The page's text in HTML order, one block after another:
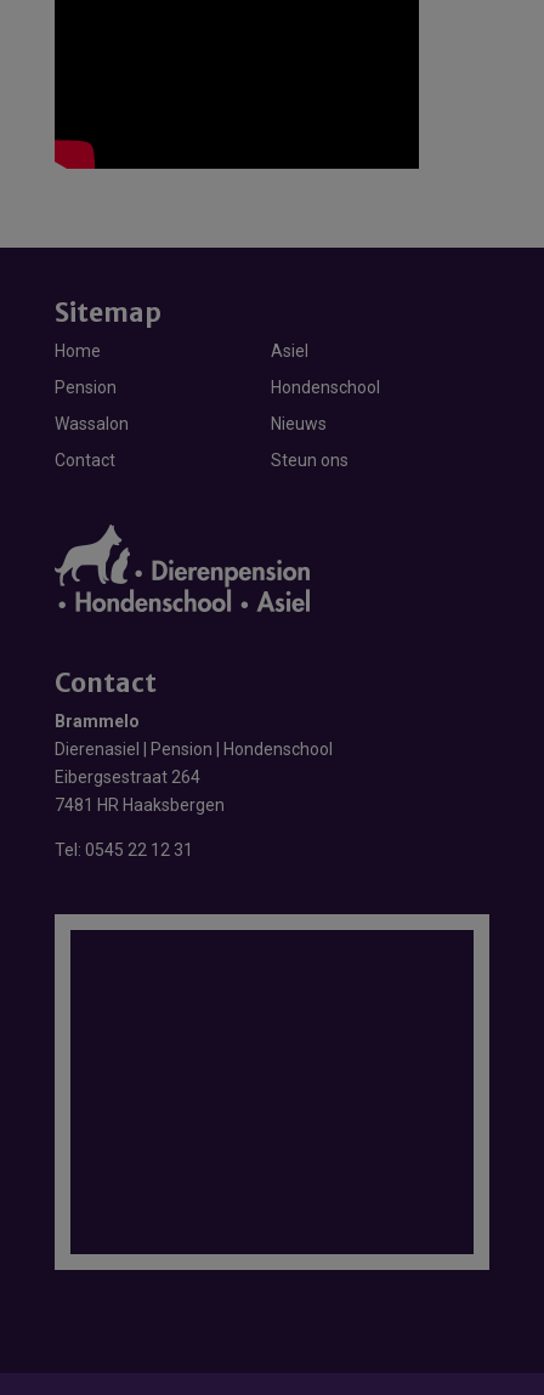
Sitemap
Home
Asiel
Pension
Hondenschool
Wassalon
Nieuws
Contact
Steun ons
Contact
Brammelo
Dierenasiel | Pension | Hondenschool
Eibergsestraat 264
7481 HR Haaksbergen
Tel: 0545 22 12 31